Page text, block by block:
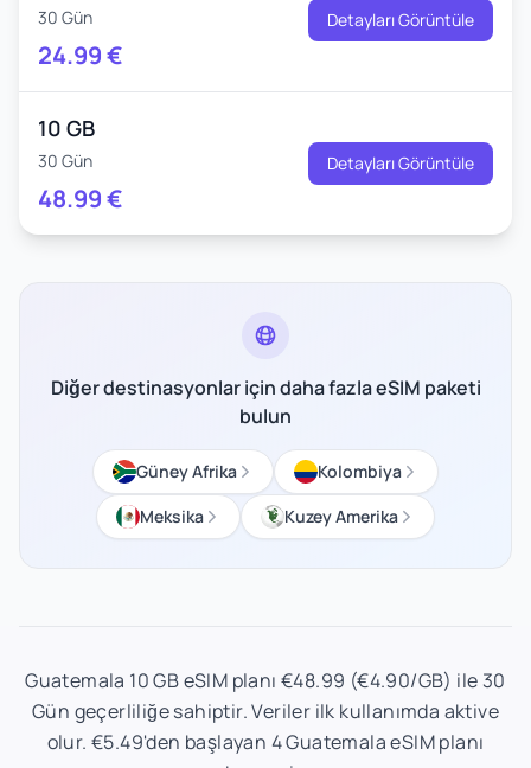
30 Gün
24.99€
Detayları Görüntüle
10 GB
30 Gün
48.99€
Detayları Görüntüle
Diğer destinasyonlar için daha fazla eSIM paketi
bulun
Güney Afrika
Kolombiya
Meksika
Kuzey Amerika
Guatemala 10 GB eSIM planı €48.99 (€4.90/GB) ile 30
Gün geçerliliğe sahiptir. Veriler ilk kullanımda aktive
olur. €5.49'den başlayan 4 Guatemala eSIM planı